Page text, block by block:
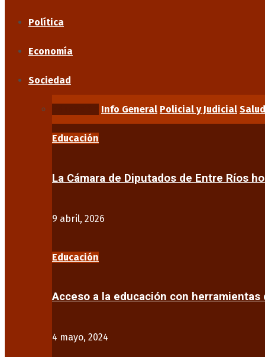
Política
Economía
Sociedad
Info General Policial y Judicial Salud
Educación
La Cámara de Diputados de Entre Ríos
9 abril, 2026
Educación
Acceso a la educación con
4 mayo, 2024